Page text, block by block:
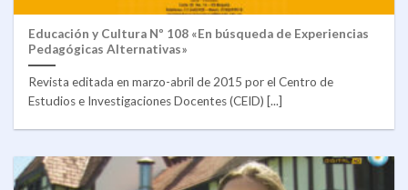
Educación y Cultura Nº 108 «En búsqueda de Experiencias
Pedagógicas Alternativas»
Revista editada en marzo-abril de 2015 por el Centro de
Estudios e Investigaciones Docentes (CEID) [...]